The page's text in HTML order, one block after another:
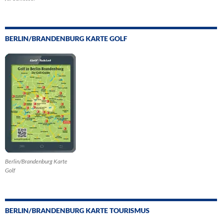
BERLIN/BRANDENBURG KARTE GOLF
Berlin/Brandenburg Karte
Golf
BERLIN/BRANDENBURG KARTE TOURISMUS